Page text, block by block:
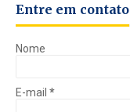
Entre em contato
Nome
E-mail *